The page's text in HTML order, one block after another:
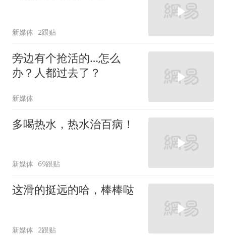
新媒体 2跟贴
旁边有个抢活的…怎么
办？人都过去了？
新媒体
多喝热水，热水治百病！
新媒体 69跟贴
这滑的挺远的哈，棒棒哒
新媒体 2跟贴